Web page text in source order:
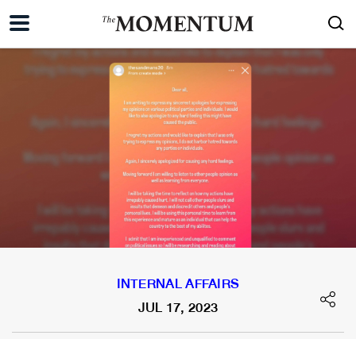
INTERNAL AFFAIRS
JUL 17, 2023